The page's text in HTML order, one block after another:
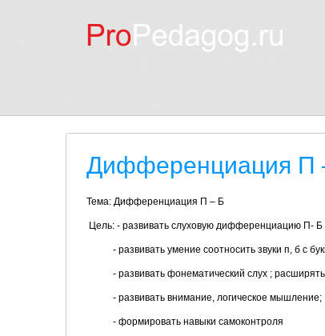
Дифференциация П
Тема: Дифференциация П – Б
Цель: - развивать слуховую дифференциацию П- Б
- развивать умение соотносить звуки п, б с
- развивать фонематический слух ; расширять
- развивать внимание, логическое мышление;
- формировать навыки самоконтроля